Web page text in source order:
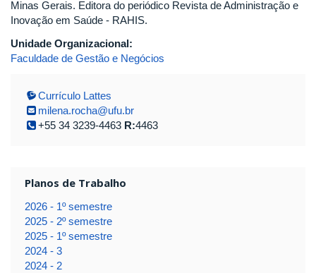
Minas Gerais. Editora do periódico Revista de Administração e
Inovação em Saúde - RAHIS.
Unidade Organizacional:
Faculdade de Gestão e Negócios
Currículo Lattes
milena.rocha@ufu.br
+55 34 3239-4463 R:4463
Planos de Trabalho
2026 - 1º semestre
2025 - 2º semestre
2025 - 1º semestre
2024 - 3
2024 - 2